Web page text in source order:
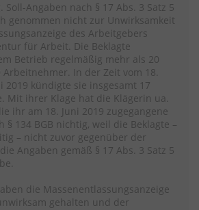
Soll-Angaben nach § 17 Abs. 3 Satz 5
genommen nicht zur Unwirksamkeit
des Arbeitgebers
für Arbeit. Die Beklagte
Betrieb regelmäßig mehr als 20
In der Zeit vom 18.
2019 kündigte sie insgesamt 17
Mit ihrer Klage hat die Klägerin ua.
ihr am 18. Juni 2019 zugegangene
§ 134 BGB nichtig, weil die Beklagte –
– nicht zuvor gegenüber der
Angaben gemäß § 17 Abs. 3 Satz 5
die Massenentlassungsanzeige
gehalten und der